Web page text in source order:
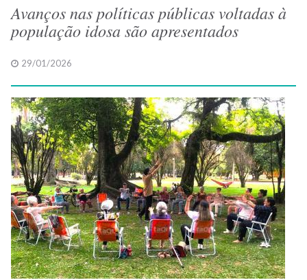
Avanços nas políticas públicas voltadas à
população idosa são apresentados
29/01/2026